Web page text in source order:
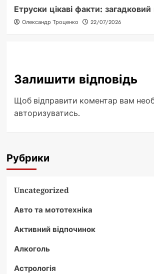
Етруски цікаві факти: загадковий
Олександр Троценко 22/07/2026
Залишити відповідь
Щоб відправити коментар вам
авторизуватись.
Рубрики
Uncategorized
Авто та мототехніка
Активний відпочинок
Алкоголь
Астрологія